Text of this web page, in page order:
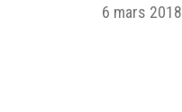
6 mars 2018